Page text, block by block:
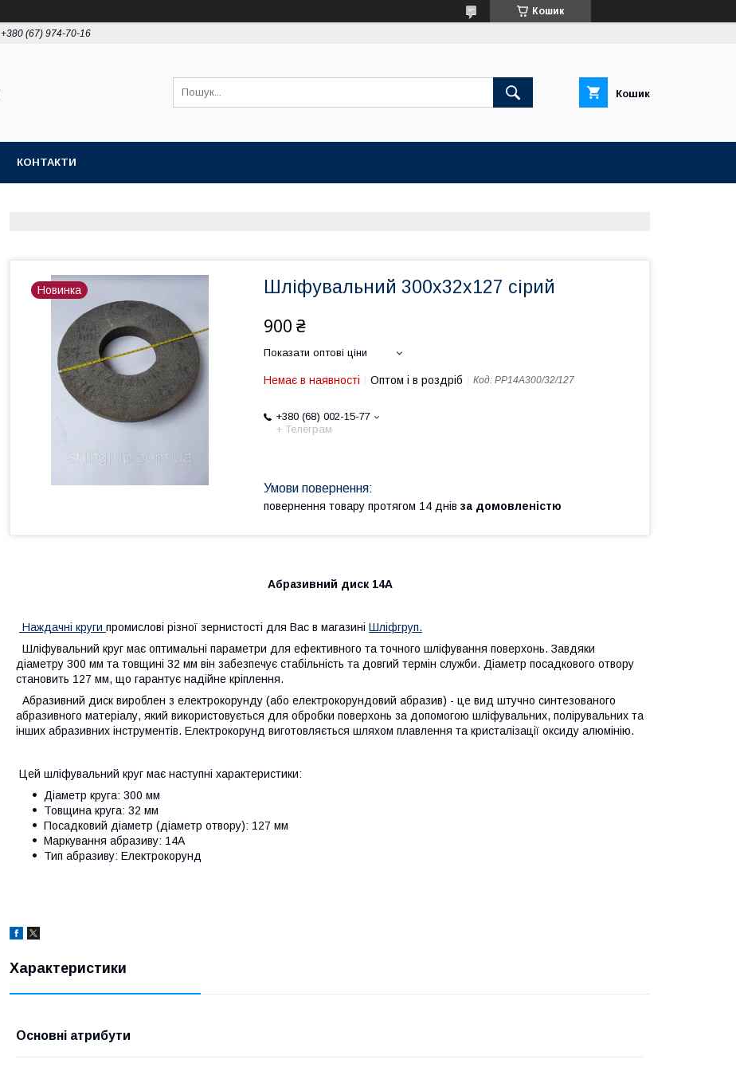
Кошик
+380 (67) 974-70-16
Кошик
КОНТАКТИ
Новинка Шліфувальний 300х32х127 сірий
900 ₴
Показати оптові ціни
Немає в наявності Оптом і в роздріб Код: PP14A300/32/127
+380 (68) 002-15-77
+ Телеграм
повернення товару протягом 14 днів за домовленістю
Абразивний диск 14А
Наждачні круги промислові різної зернистості для Вас в магазині Шліфгруп.
Шліфувальний круг має оптимальні параметри для ефективного та точного шліфування поверхонь. Завдяки
діаметру 300 мм та товщині 32 мм він забезпечує стабільність та довгий термін служби. Діаметр посадкового отвору
становить 127 мм, що гарантує надійне кріплення.
Абразивний диск вироблен з електрокорунду (або електрокорундовий абразив) - це вид штучно синтезованого
абразивного матеріалу, який використовується для обробки поверхонь за допомогою шліфувальних, полірувальних та
інших абразивних інструментів. Електрокорунд виготовляється шляхом плавлення та кристалізації оксиду алюмінію.
Цей шліфувальний круг має наступні характеристики:
Діаметр круга: 300 мм
Товщина круга: 32 мм
Посадковий діаметр (діаметр отвору): 127 мм
Маркування абразиву: 14А
Тип абразиву: Електрокорунд
Характеристики
Основні атрибути